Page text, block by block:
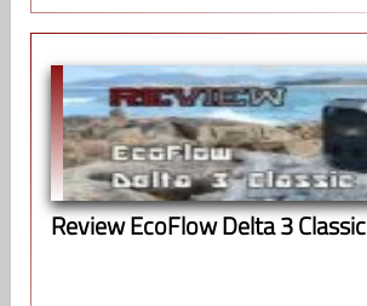
Review EcoFlow Delta 3 Classic